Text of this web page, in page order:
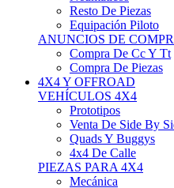
Equipación Piloto
ANUNCIOS DE
Compra De Cc Y Tt
Compra De Piezas
4X4 Y OFFROAD
VEHÍCULOS 4X4
Prototipos
Venta De Side By
Quads Y Buggys
4x4 De Calle
PIEZAS PARA 4X4
Mecánica
Carrocería